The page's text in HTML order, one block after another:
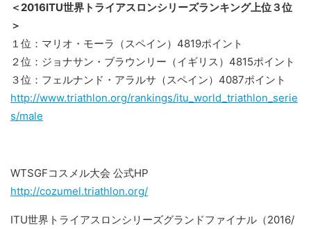
＜2016ITU世界トライアスロンシリーズランキング上位３位
＞
１位：マリオ・モーラ（スペイン）4819ポイント
２位：ジョナサン・ブラウンリー（イギリス）4815ポイント
３位：フェルナンド・アラルサ（スペイン）4087ポイント
http://www.triathlon.org/rankings/itu_world_triathlon_serie
s/male
WTSGFコスメル大会 公式HP
http://cozumel.triathlon.org/
ITU世界トライアスロンシリーズグランドファイナル（2016/